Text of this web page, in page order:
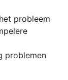
probleem
problemen